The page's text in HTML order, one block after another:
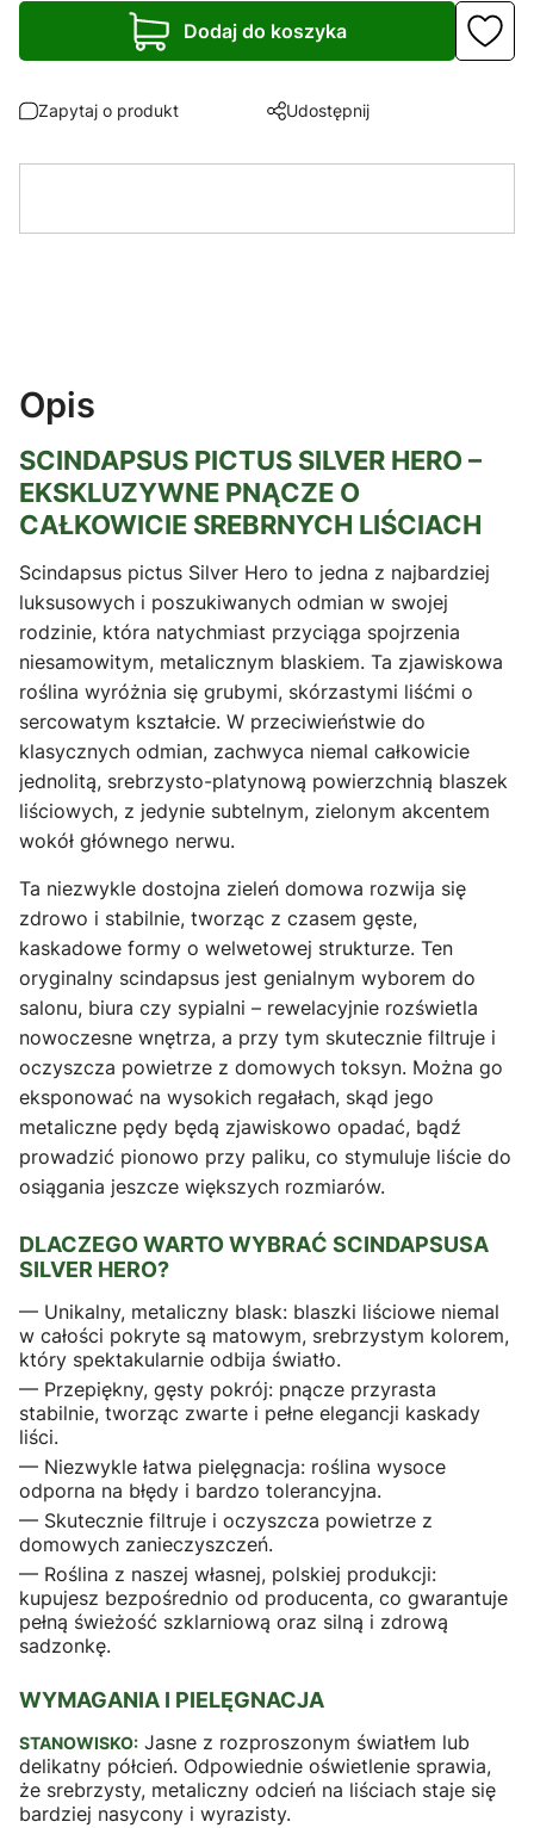
Dodaj do koszyka
Zapytaj o produkt Udostępnij
Opis
SCINDAPSUS PICTUS SILVER HERO –
EKSKLUZYWNE PNĄCZE O
CAŁKOWICIE SREBRNYCH LIŚCIACH
Scindapsus pictus Silver Hero to jedna z najbardziej
luksusowych i poszukiwanych odmian w swojej
rodzinie, która natychmiast przyciąga spojrzenia
niesamowitym, metalicznym blaskiem. Ta zjawiskowa
roślina wyróżnia się grubymi, skórzastymi liśćmi o
sercowatym kształcie. W przeciwieństwie do
klasycznych odmian, zachwyca niemal całkowicie
jednolitą, srebrzysto-platynową powierzchnią blaszek
liściowych, z jedynie subtelnym, zielonym akcentem
wokół głównego nerwu.
Ta niezwykle dostojna zieleń domowa rozwija się
zdrowo i stabilnie, tworząc z czasem gęste,
kaskadowe formy o welwetowej strukturze. Ten
oryginalny scindapsus jest genialnym wyborem do
salonu, biura czy sypialni – rewelacyjnie rozświetla
nowoczesne wnętrza, a przy tym skutecznie filtruje i
oczyszcza powietrze z domowych toksyn. Można go
eksponować na wysokich regałach, skąd jego
metaliczne pędy będą zjawiskowo opadać, bądź
prowadzić pionowo przy paliku, co stymuluje liście do
osiągania jeszcze większych rozmiarów.
DLACZEGO WARTO WYBRAĆ SCINDAPSUSA
SILVER HERO?
— Unikalny, metaliczny blask: blaszki liściowe niemal
w całości pokryte są matowym, srebrzystym kolorem,
który spektakularnie odbija światło.
— Przepiękny, gęsty pokrój: pnącze przyrasta
stabilnie, tworząc zwarte i pełne elegancji kaskady
liści.
— Niezwykle łatwa pielęgnacja: roślina wysoce
odporna na błędy i bardzo tolerancyjna.
— Skutecznie filtruje i oczyszcza powietrze z
domowych zanieczyszczeń.
— Roślina z naszej własnej, polskiej produkcji:
kupujesz bezpośrednio od producenta, co gwarantuje
pełną świeżość szklarniową oraz silną i zdrową
sadzonkę.
WYMAGANIA I PIELĘGNACJA
STANOWISKO: Jasne z rozproszonym światłem lub
delikatny półcień. Odpowiednie oświetlenie sprawia,
że srebrzysty, metaliczny odcień na liściach staje się
bardziej nasycony i wyrazisty.